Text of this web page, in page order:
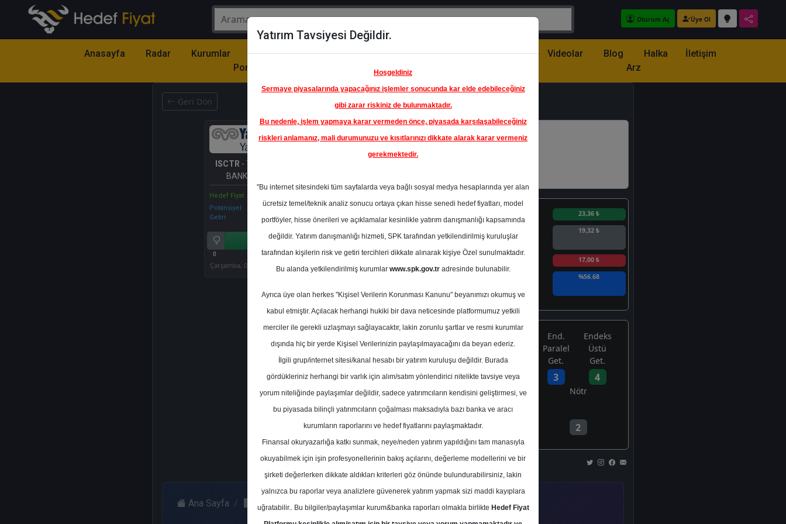
Oturum Aç Üye Ol
Anasayfa Radar Kurumlar
Model
Portföy
Hisse
Öne
Çıkanlar
Raporlar Partnerlerimiz Videolar Blog
Halka
Arz
İletişim
Geri Dön
ISCTR - TÜRKİYE İŞ
BANKASI A.Ş.
Hedef Fiyat
Potansiyel
Getiri
%0.00
0 1
Çarşamba, 06 Ağustos 2025
En Yüksek Tahmin 23,36 ₺
Ortalama Fiyat
Tahmini
19,32 ₺
17,00 ₺
Potansiyeli
%56.68
Kurum Sayısı
21
10 1
End.
Paralel
Get.
3
Endeks
Üstü
Get.
4
Tavsiye Yok Nötr
2
Çarşamba, 06 Ağustos 2025
Ana Sayfa Yapı Kredi Yatırım ISCTR Hedef Fiyat
Yatırım Tavsiyesi Değildir.
Hoşgeldiniz
Sermaye piyasalarında yapacağınız işlemler sonucunda kar elde edebileceğiniz
gibi zarar riskiniz de bulunmaktadır.
Bu nedenle, işlem yapmaya karar vermeden önce, piyasada karşılaşabileceğiniz
riskleri anlamanız, mali durumunuzu ve kısıtlarınızı dikkate alarak karar vermeniz
gerekmektedir.
"Bu internet sitesindeki tüm sayfalarda veya bağlı sosyal medya hesaplarında yer alan
ücretsiz temel/teknik analiz sonucu ortaya çıkan hisse senedi hedef fiyatları, model
portföyler, hisse önerileri ve açıklamalar kesinlikle yatırım danışmanlığı kapsamında
değildir. Yatırım danışmanlığı hizmeti, SPK tarafından yetkilendirilmiş kuruluşlar
tarafından kişilerin risk ve getiri tercihleri dikkate alınarak kişiye Özel sunulmaktadır.
Bu alanda yetkilendirilmiş kurumlar www.spk.gov.tradresinde bulunabilir.
Ayrıca üye olan herkes "Kişisel Verilerin Korunması Kanunu" beyanımızı okumuş ve
kabul etmiştir. Açılacak herhangi hukiki bir dava neticesinde platformumuz yetkili
merciler ile gerekli uzlaşmayı sağlayacaktır, lakin zorunlu şartlar ve resmi kurumlar
dışında hiç bir yerde Kişisel Verilerinizin paylaşılmayacağını da beyan ederiz.
İlgili grup/internet sitesi/kanal hesabı bir yatırım kuruluşu değildir. Burada
gördükleriniz herhangi bir varlık için alım/satım yönlendirici nitelikte tavsiye veya
yorum niteliğinde paylaşımlar değildir, sadece yatırımcıların kendisini geliştirmesi, ve
bu piyasada bilinçli yatırımcıların çoğalması maksadıyla bazı banka ve aracı
kurumların raporlarını ve hedef fiyatlarını paylaşmaktadır.
Finansal okuryazarlığa katkı sunmak, neye/neden yatırım yapıldığını tam manasıyla
okuyabilmek için işin profesyonellerinin bakış açılarını, değerleme modellerini ve bir
şirketi değerlerken dikkate aldıkları kriterleri göz önünde bulundurabilirsiniz, lakin
yalnızca bu raporlar veya analizlere güvenerek yatırım yapmak sizi maddi kayıplara
uğratabilir.. Bu bilgiler/paylaşımlar kurum&banka raporları olmakla birlikte Hedef Fiyat